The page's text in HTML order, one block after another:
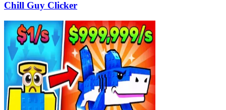
Chill Guy Clicker